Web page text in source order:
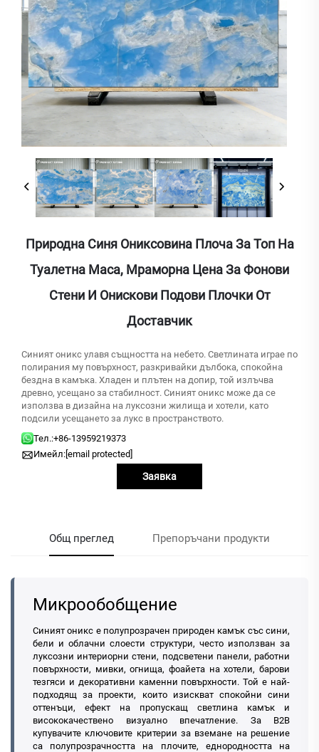
Природна Синя Ониксовина Плоча За Топ На
Туалетна Маса, Мраморна Цена За Фонови
Стени И Онискови Подови Плочки От
Доставчик
Синият оникс улавя същността на небето. Светлината играе по
полирания му повърхност, разкривайки дълбока, спокойна
бездна в камъка. Хладен и плътен на допир, той излъчва
древно, усещано за стабилност. Синият оникс може да се
използва в дизайна на луксозни жилища и хотели, като
подсили усещането за лукс в пространството.
Тел.:+86-13959219373
Имейл: [email protected]
Заявка
Общ преглед Препоръчани продукти
Микрообобщение
Синият оникс е полупрозрачен природен камък със сини,
бели и облачни слоести структури, често използван за
луксозни интериорни стени, подсветени панели, работни
повърхности, мивки, огнища, фоайета на хотели, барови
тезгяси и декоративни каменни повърхности. Той е най-
подходящ за проекти, които изискват спокойни сини
оттенъци, ефект на пропускащ светлина камък и
висококачествено визуално впечатление. За B2B
купувачите ключовите критерии за вземане на решение
са полупрозрачността на плочите, еднородността на